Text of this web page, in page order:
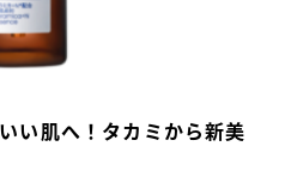
い肌へ！タカミから新美